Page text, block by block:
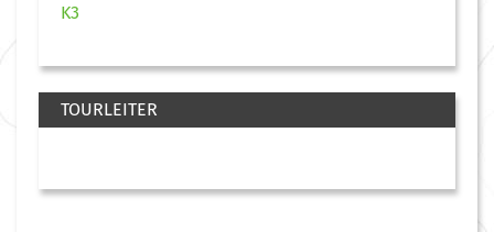
K3
TOURLEITER